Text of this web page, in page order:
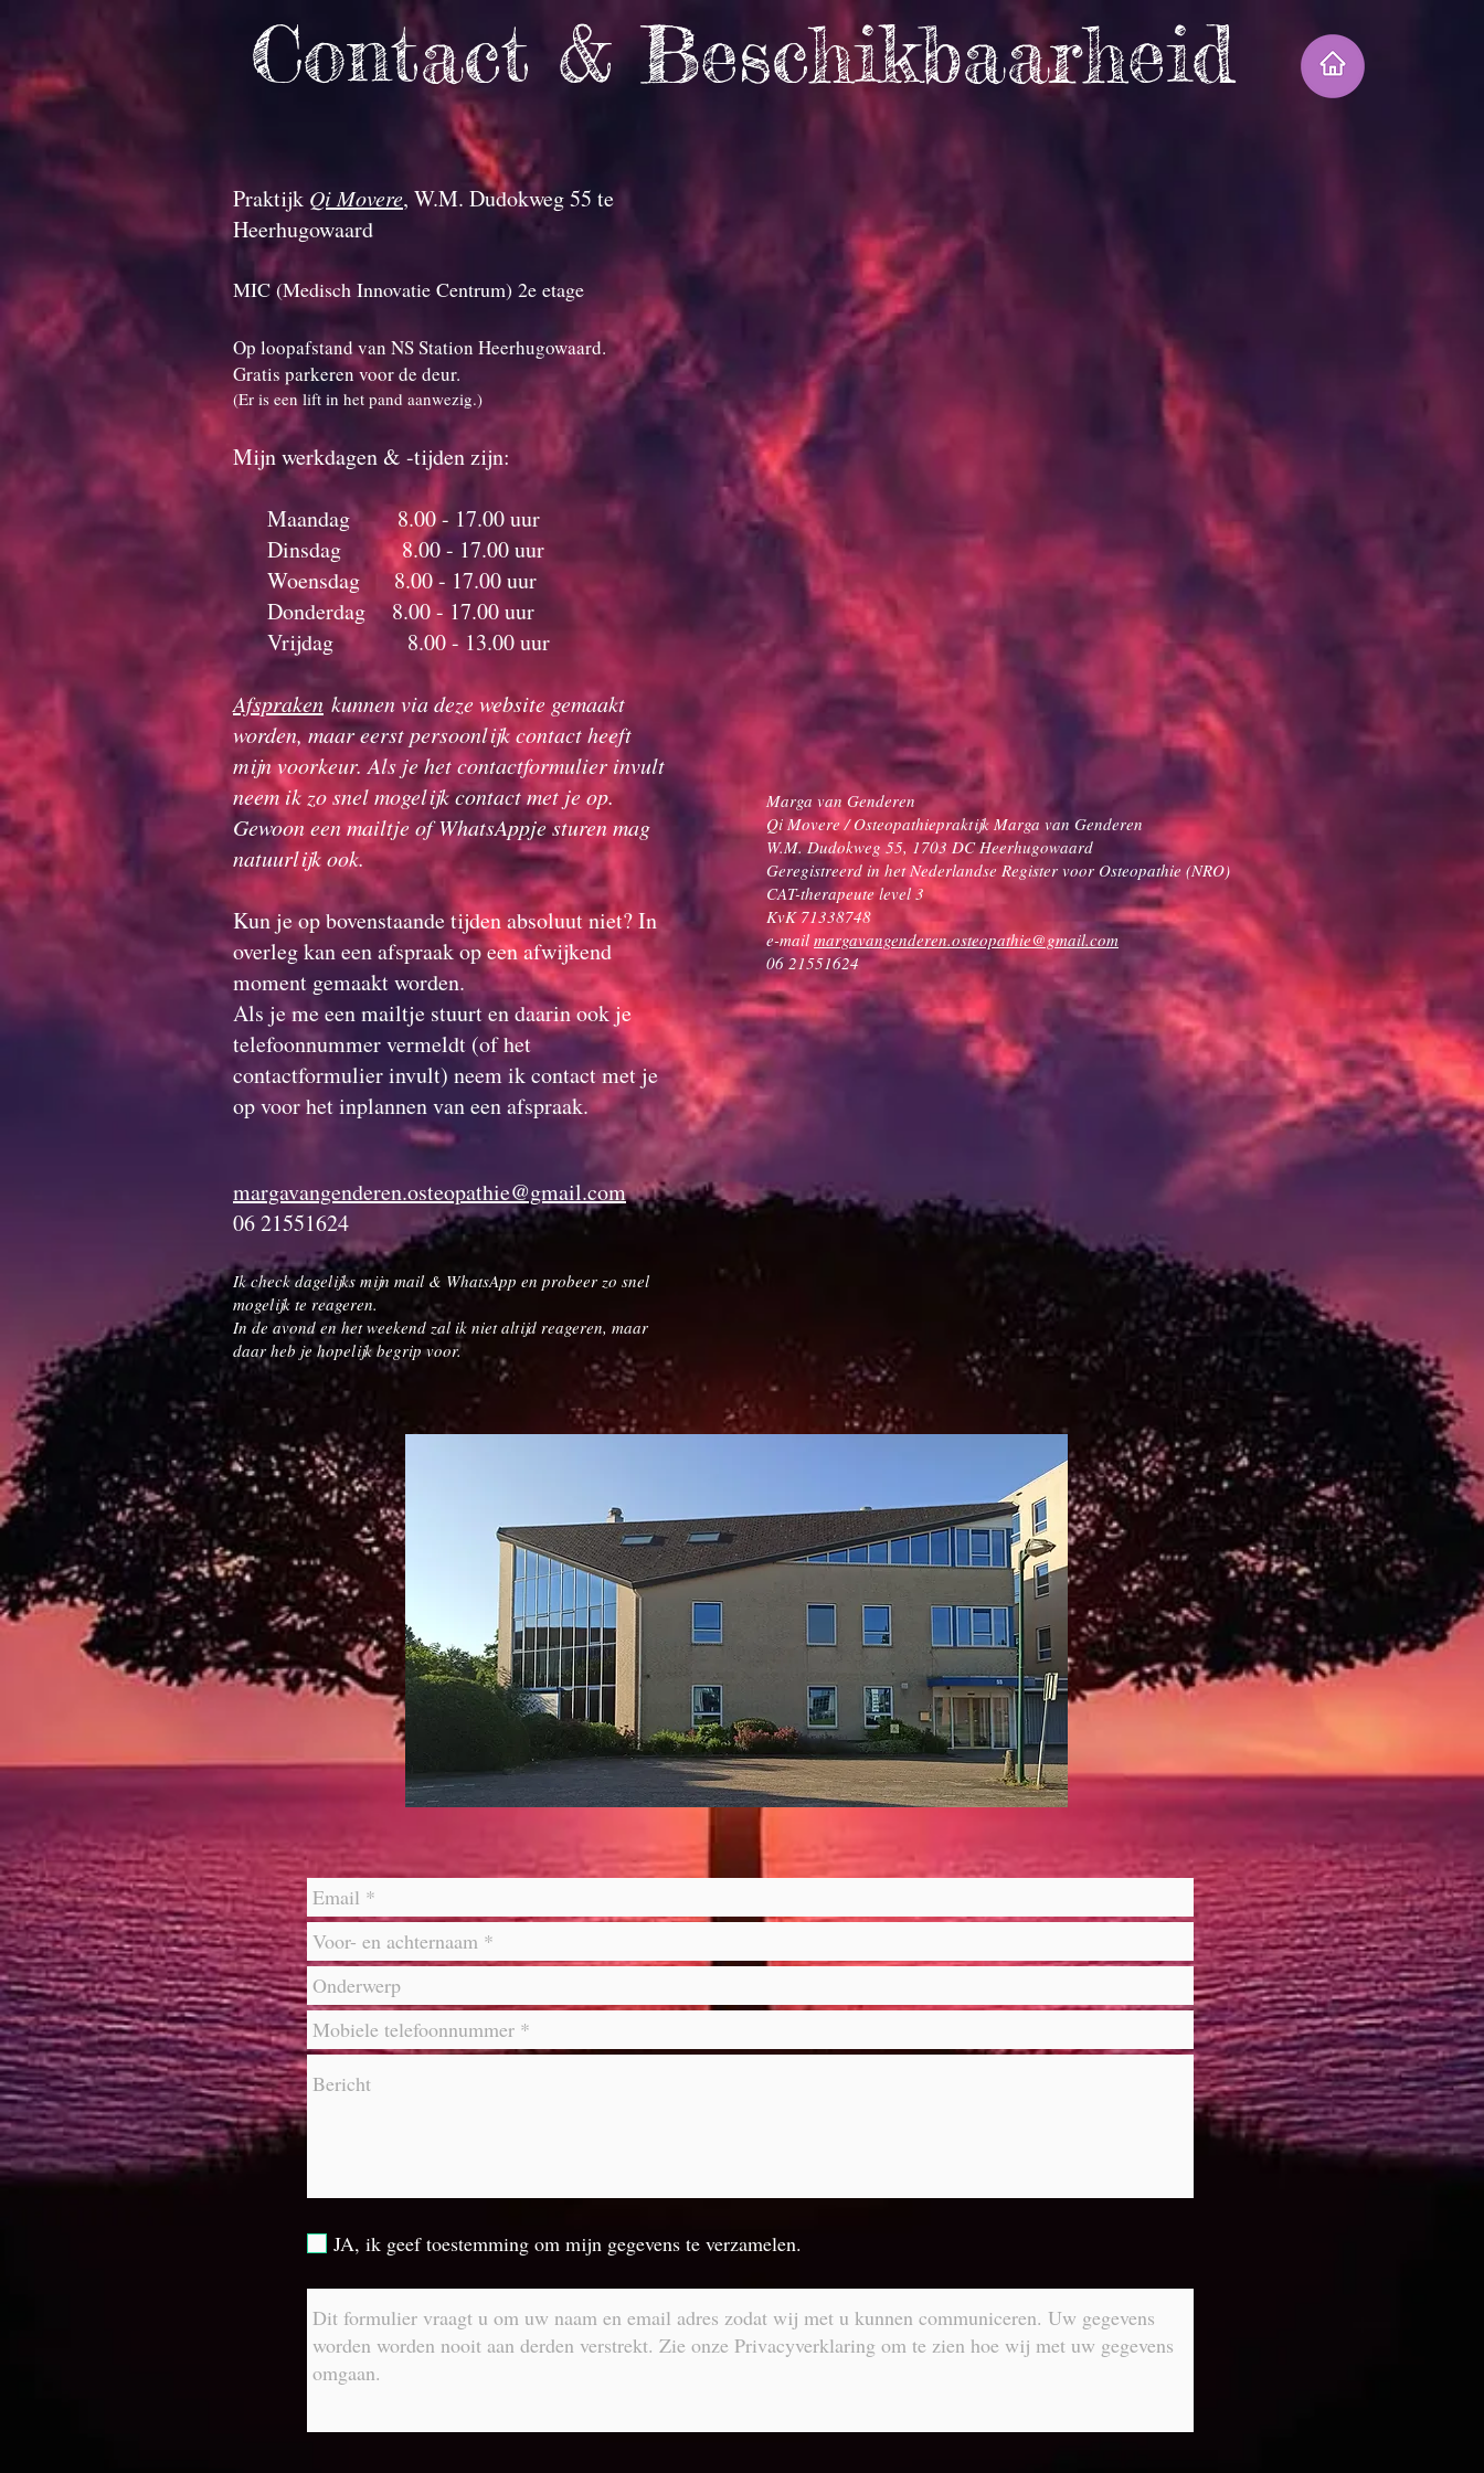
Contact & Beschikbaarheid
Praktijk Qi Movere, W.M. Dudokweg 55 te
Heerhugowaard
MIC (Medisch Innovatie Centrum) 2e etage
Op loopafstand van NS Station Heerhugowaard.
Gratis parkeren voor de deur.
(Er is een lift in het pand aanwezig.)
Mijn werkdagen & -tijden zijn:
Maandag 8.00 - 17.00 uur
Dinsdag 8.00 - 17.00 uur
Woensdag 8.00 - 17.00 uur
Donderdag 8.00 - 17.00 uur
Vrijdag 8.00 - 13.00 uur
Afspraken kunnen via deze website gemaakt
worden, maar eerst persoonlijk contact heeft
mijn voorkeur. Als je het contactformulier invult
neem ik zo snel mogelijk contact met je op.
Gewoon een mailtje of WhatsAppje sturen mag
natuurlijk ook.
Kun je op bovenstaande tijden absoluut niet? In
overleg kan een afspraak op een afwijkend
moment gemaakt worden.
Als je me een mailtje stuurt en daarin ook je
telefoonnummer vermeldt (of het
contactformulier invult) neem ik contact met je
op voor het inplannen van een afspraak.
margavangenderen.osteopathie@gmail.com
06 21551624
Ik check dagelijks mijn mail & WhatsApp en probeer zo snel
mogelijk te reageren.
In de avond en het weekend zal ik niet altijd reageren, maar
daar heb je hopelijk begrip voor.
Marga van Genderen
Qi Movere / Osteopathiepraktijk Marga van Genderen
W.M. Dudokweg 55, 1703 DC Heerhugowaard
Geregistreerd in het Nederlandse Register voor Osteopathie (NRO)
CAT-therapeute level 3
KvK 71338748
e-mail margavangenderen.osteopathie@gmail.com
06 21551624
JA, ik geef toestemming om mijn gegevens te verzamelen.